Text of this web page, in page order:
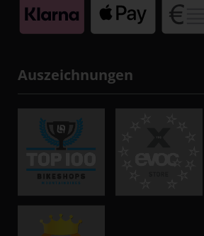
Auszeichnungen